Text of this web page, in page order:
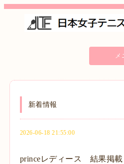
メ
新着情報
2026-06-18 21:55:00
princeレディース 結果掲載